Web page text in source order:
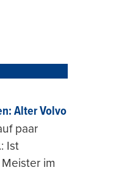
Alter Volvo
paar
Ist
im